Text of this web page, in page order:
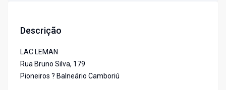
Descrição
LAC LEMAN
Rua Bruno Silva, 179
Pioneiros ? Balneário Camboriú